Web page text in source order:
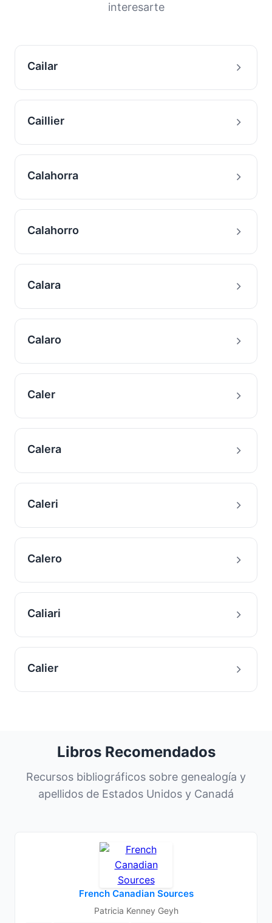
interesarte
Cailar
Caillier
Calahorra
Calahorro
Calara
Calaro
Caler
Calera
Caleri
Calero
Caliari
Calier
Libros Recomendados
Recursos bibliográficos sobre genealogía y
apellidos de Estados Unidos y Canadá
French Canadian Sources
Patricia Kenney Geyh